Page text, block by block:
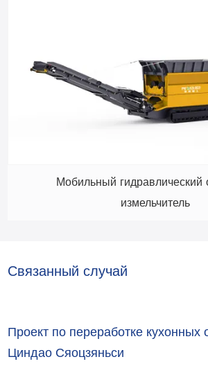
Мобильный гидравлический
измельчитель
Связанный случай
Проект по переработке кухонных
Циндао Сяоцзяньси